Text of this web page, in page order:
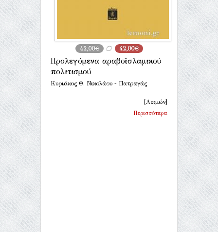
42,00€ 42,00€
Προλεγόμενα αραβοϊσλαμικού
πολιτισμού
Κυριάκος Θ. Νικολάου - Πατραγάς
[Λειμών]
Περισσότερα